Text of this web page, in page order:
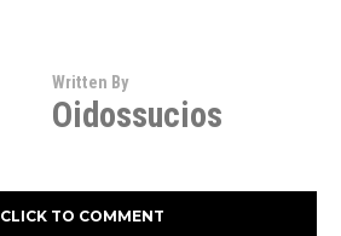
Written By
Oidossucios
CLICK TO COMMENT